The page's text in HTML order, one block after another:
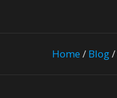
Home/ Blog/